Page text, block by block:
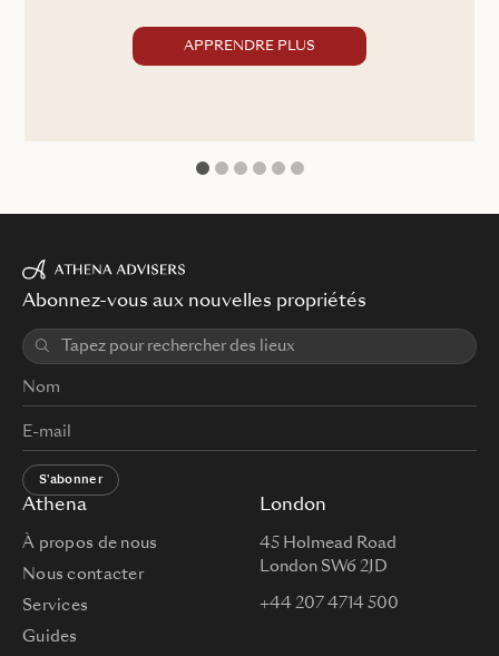
1 2 3
APPRENDRE PLUS
Athena
À propos de nous
Nous contacter
Services
Guides
London
45 Holmead Road
London SW6 2JD
+44 207 4714 500
Abonnez-vous aux nouvelles propriétés
S'abonner